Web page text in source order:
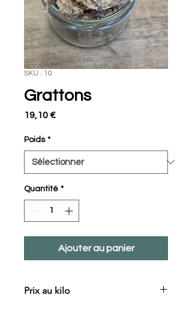
SKU : 10
Grattons
19,10 €Prix
Poids *
Quantité *
Ajouter au panier
Prix au kilo